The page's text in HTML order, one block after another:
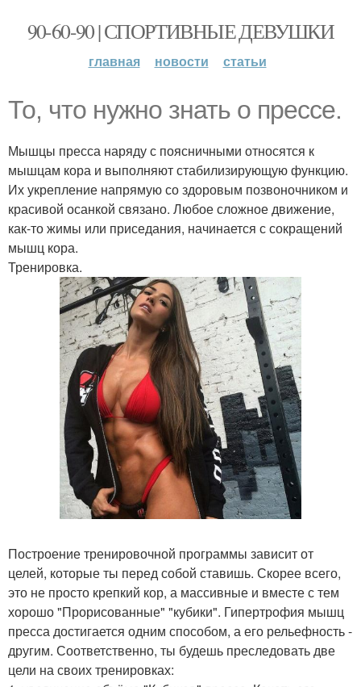
90-60-90 | СПОРТИВНЫЕ ДЕВУШКИ
главная новости статьи
То, что нужно знать о прессе.
Мышцы пресса наряду с поясничными относятся к
мышцам кора и выполняют стабилизирующую функцию.
Их укрепление напрямую со здоровым позвоночником и
красивой осанкой связано. Любое сложное движение,
как-то жимы или приседания, начинается с сокращений
мышц кора.
Тренировка.
Построение тренировочной программы зависит от
целей, которые ты перед собой ставишь. Скорее всего,
это не просто крепкий кор, а массивные и вместе с тем
хорошо "Прорисованные" "кубики". Гипертрофия мышц
пресса достигается одним способом, а его рельефность -
другим. Соответственно, ты будешь преследовать две
цели на своих тренировках: